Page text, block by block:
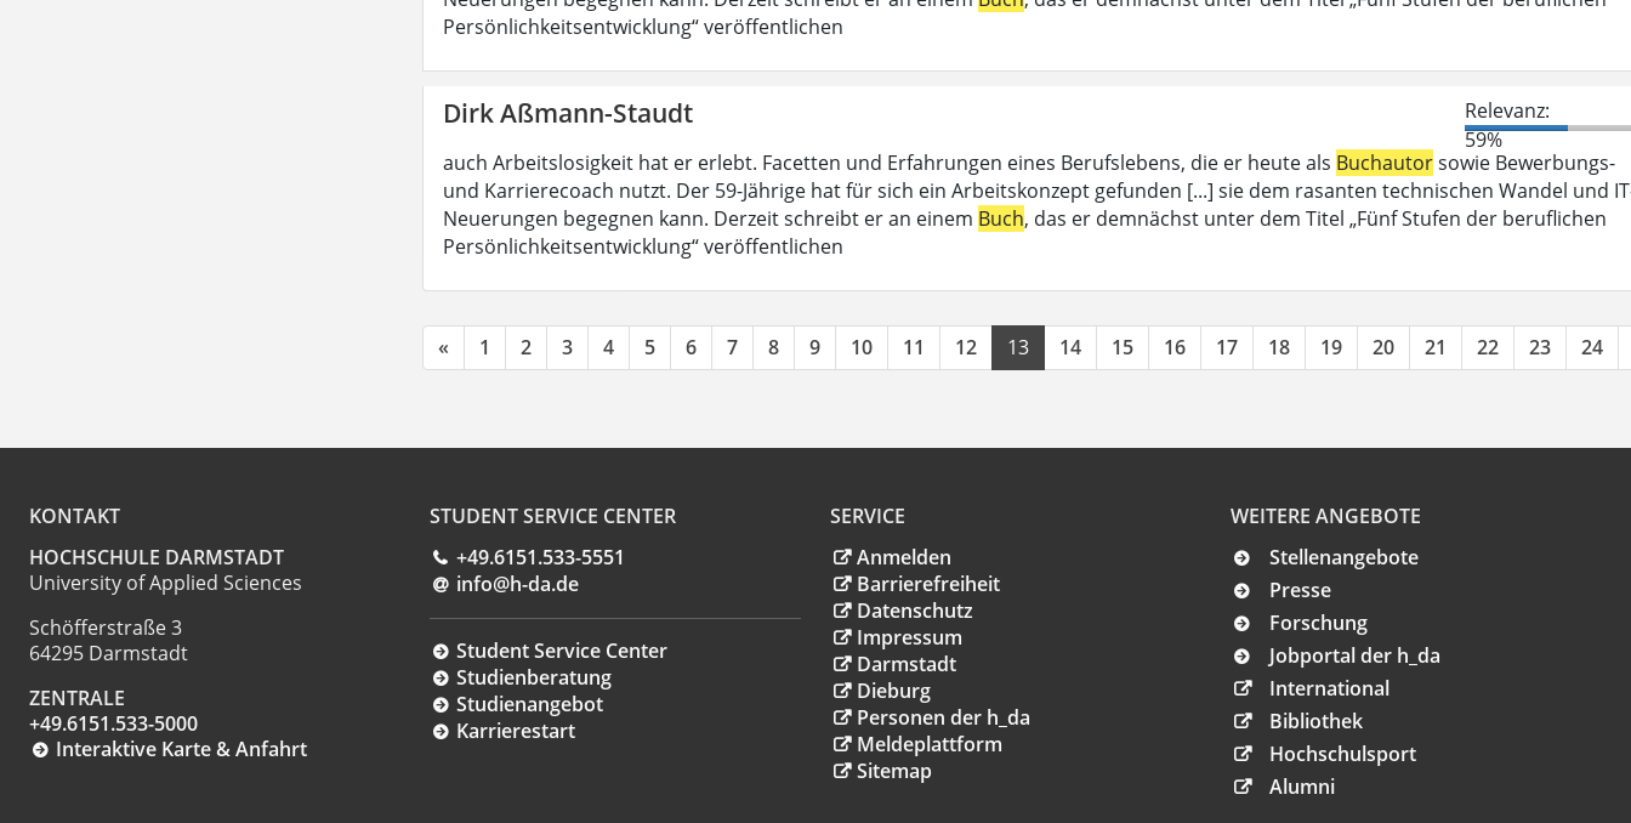
Persönlichkeitsentwicklung“ veröffentlichen
Dirk Aßmann-Staudt
Relevanz:
59%
auch Arbeitslosigkeit hat er erlebt. Facetten und Erfahrungen eines Berufslebens, die er heute als Buchautorsowie Bewerbungs-
und Karrierecoach nutzt. Der 59-Jährige hat für sich ein Arbeitskonzept gefunden [...] sie dem rasanten technischen Wandel und
Neuerungen begegnen kann. Derzeit schreibt er an einem Buch, das er demnächst unter dem Titel „Fünf Stufen der beruflichen
Persönlichkeitsentwicklung“ veröffentlichen
« 1 2 3 4 5 6 7 8 9 10 11 12 13 14 15 16 17 18 19 20 21 22 23 24
KONTAKT
HOCHSCHULE DARMSTADT
University of Applied Sciences
Schöfferstraße 3
64295 Darmstadt
ZENTRALE
+49.6151.533-5000
Interaktive Karte & Anfahrt
STUDENT SERVICE CENTER
+49.6151.533-5551
info@h-da.de
Student Service Center
Studienberatung
Studienangebot
Karrierestart
SERVICE
Anmelden
Barrierefreiheit
Datenschutz
Impressum
Darmstadt
Dieburg
Personen der h_da
Meldeplattform
Sitemap
WEITERE ANGEBOTE
Stellenangebote
Presse
Forschung
Jobportal der h_da
International
Bibliothek
Hochschulsport
Alumni